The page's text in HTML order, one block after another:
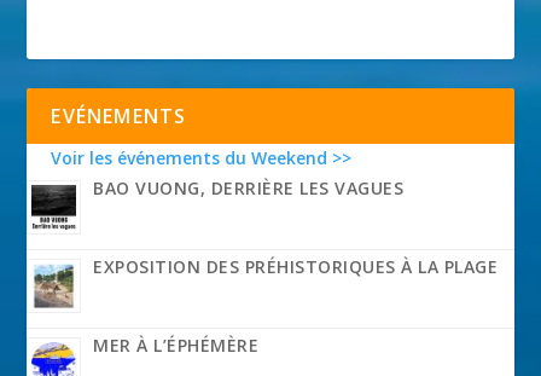
EVÉNEMENTS
Voir les événements du Weekend >>
BAO VUONG, DERRIÈRE LES VAGUES
EXPOSITION DES PRÉHISTORIQUES À LA PLAGE
MER À L’ÉPHÉMÈRE